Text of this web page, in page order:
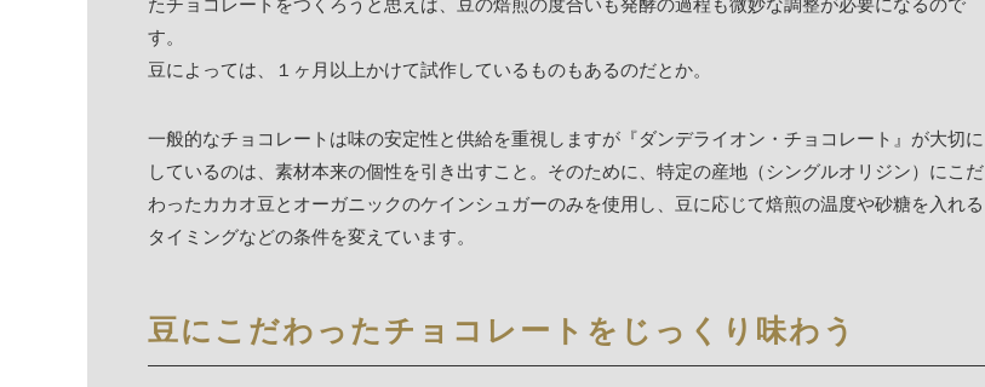
す。
豆によっては、１ヶ月以上かけて試作しているものもあるのだとか。
一般的なチョコレートは味の安定性と供給を重視しますが『ダンデライオン・チョコレート』が大切に
しているのは、素材本来の個性を引き出すこと。そのために、特定の産地（シングルオリジン）にこだ
わったカカオ豆とオーガニックのケインシュガーのみを使用し、豆に応じて焙煎の温度や砂糖を入れる
タイミングなどの条件を変えています。
豆にこだわったチョコレートをじっくり味わう